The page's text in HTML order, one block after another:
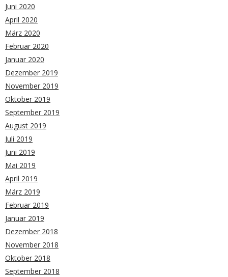
Juni 2020
April 2020
März 2020
Februar 2020
Januar 2020
Dezember 2019
November 2019
Oktober 2019
September 2019
August 2019
Juli 2019
Juni 2019
Mai 2019
April 2019
März 2019
Februar 2019
Januar 2019
Dezember 2018
November 2018
Oktober 2018
September 2018